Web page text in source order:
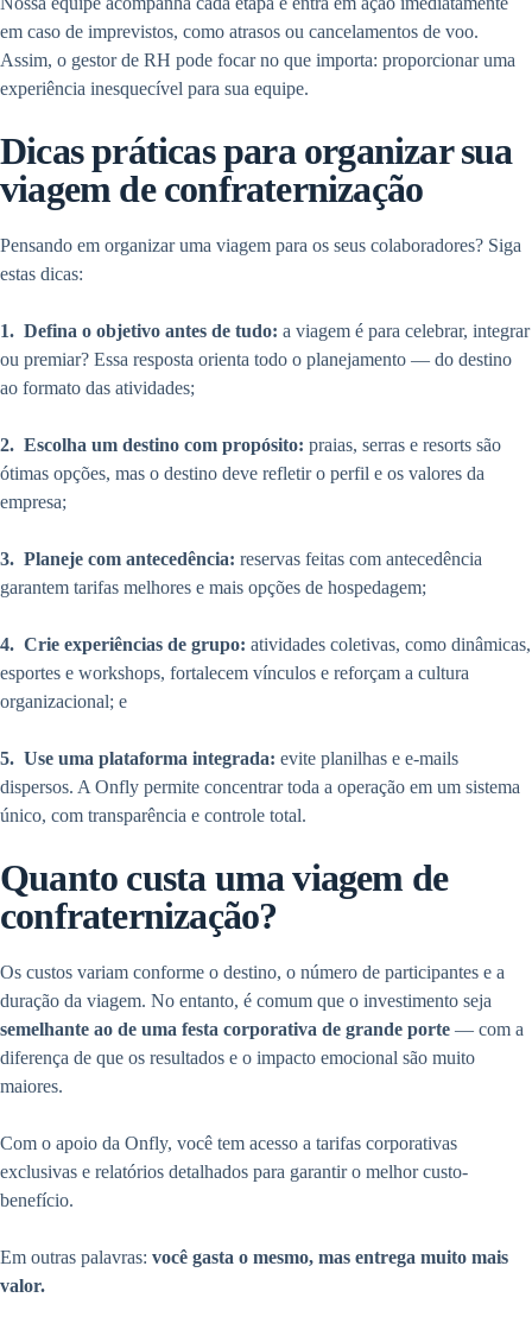
em caso de imprevistos, como atrasos ou cancelamentos de voo.
Assim, o gestor de RH pode focar no que importa: proporcionar uma
experiência inesquecível para sua equipe.
Dicas práticas para organizar sua
viagem de confraternização
Pensando em organizar uma viagem para os seus colaboradores? Siga
estas dicas:
1. Defina o objetivo antes de tudo: a viagem é para celebrar, integrar
ou premiar? Essa resposta orienta todo o planejamento — do destino
ao formato das atividades;
2. Escolha um destino com propósito: praias, serras e resorts são
ótimas opções, mas o destino deve refletir o perfil e os valores da
empresa;
3. Planeje com antecedência: reservas feitas com antecedência
garantem tarifas melhores e mais opções de hospedagem;
4. Crie experiências de grupo: atividades coletivas, como dinâmicas,
esportes e workshops, fortalecem vínculos e reforçam a cultura
organizacional; e
5. Use uma plataforma integrada: evite planilhas e e-mails
dispersos. A Onfly permite concentrar toda a operação em um sistema
único, com transparência e controle total.
Quanto custa uma viagem de
confraternização?
Os custos variam conforme o destino, o número de participantes e a
duração da viagem. No entanto, é comum que o investimento seja
semelhante ao de uma festa corporativa de grande porte — com a
diferença de que os resultados e o impacto emocional são muito
maiores.
Com o apoio da Onfly, você tem acesso a tarifas corporativas
exclusivas e relatórios detalhados para garantir o melhor custo-
benefício.
Em outras palavras: você gasta o mesmo, mas entrega muito mais
valor.